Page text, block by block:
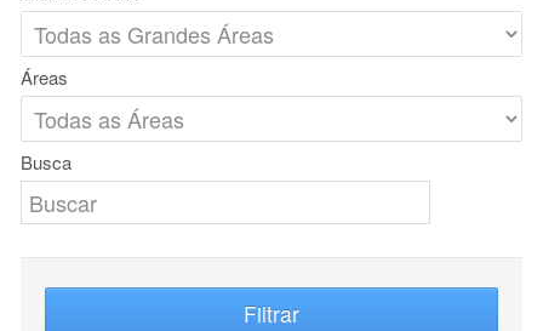
Áreas
Busca
Filtrar